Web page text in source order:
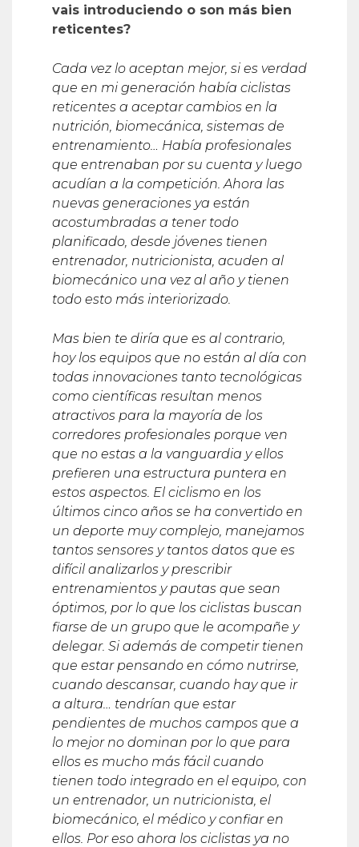
vais introduciendo o son más bien
reticentes?
Cada vez lo aceptan mejor, si es verdad
que en mi generación había ciclistas
reticentes a aceptar cambios en la
nutrición, biomecánica, sistemas de
entrenamiento… Había profesionales
que entrenaban por su cuenta y luego
acudían a la competición. Ahora las
nuevas generaciones ya están
acostumbradas a tener todo
planificado, desde jóvenes tienen
entrenador, nutricionista, acuden al
biomecánico una vez al año y tienen
todo esto más interiorizado.
Mas bien te diría que es al contrario,
hoy los equipos que no están al día con
todas innovaciones tanto tecnológicas
como científicas resultan menos
atractivos para la mayoría de los
corredores profesionales porque ven
que no estas a la vanguardia y ellos
prefieren una estructura puntera en
estos aspectos. El ciclismo en los
últimos cinco años se ha convertido en
un deporte muy complejo, manejamos
tantos sensores y tantos datos que es
difícil analizarlos y prescribir
entrenamientos y pautas que sean
óptimos, por lo que los ciclistas buscan
fiarse de un grupo que le acompañe y
delegar. Si además de competir tienen
que estar pensando en cómo nutrirse,
cuando descansar, cuando hay que ir
a altura… tendrían que estar
pendientes de muchos campos que a
lo mejor no dominan por lo que para
ellos es mucho más fácil cuando
tienen todo integrado en el equipo, con
un entrenador, un nutricionista, el
biomecánico, el médico y confiar en
ellos. Por eso ahora los ciclistas ya no